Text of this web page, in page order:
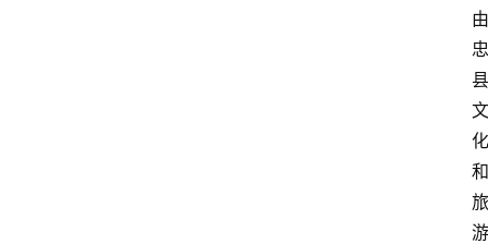
由
忠
县
文
化
和
旅
游